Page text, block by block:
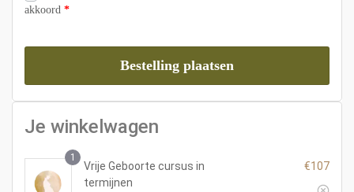
akkoord *
Bestelling plaatsen
Je winkelwagen
1
Vrije Geboorte cursus in
termijnen
€107